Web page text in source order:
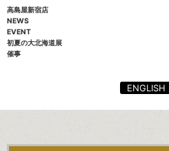
高島屋新宿店
NEWS
EVENT
初夏の大北海道展
催事
ENGLISH